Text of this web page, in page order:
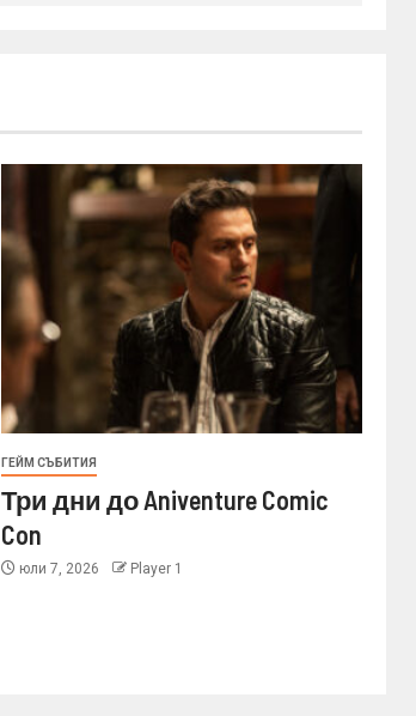
ГЕЙМ СЪБИТИЯ
Три дни до Aniventure Comic
Con
юли 7, 2026 Player 1